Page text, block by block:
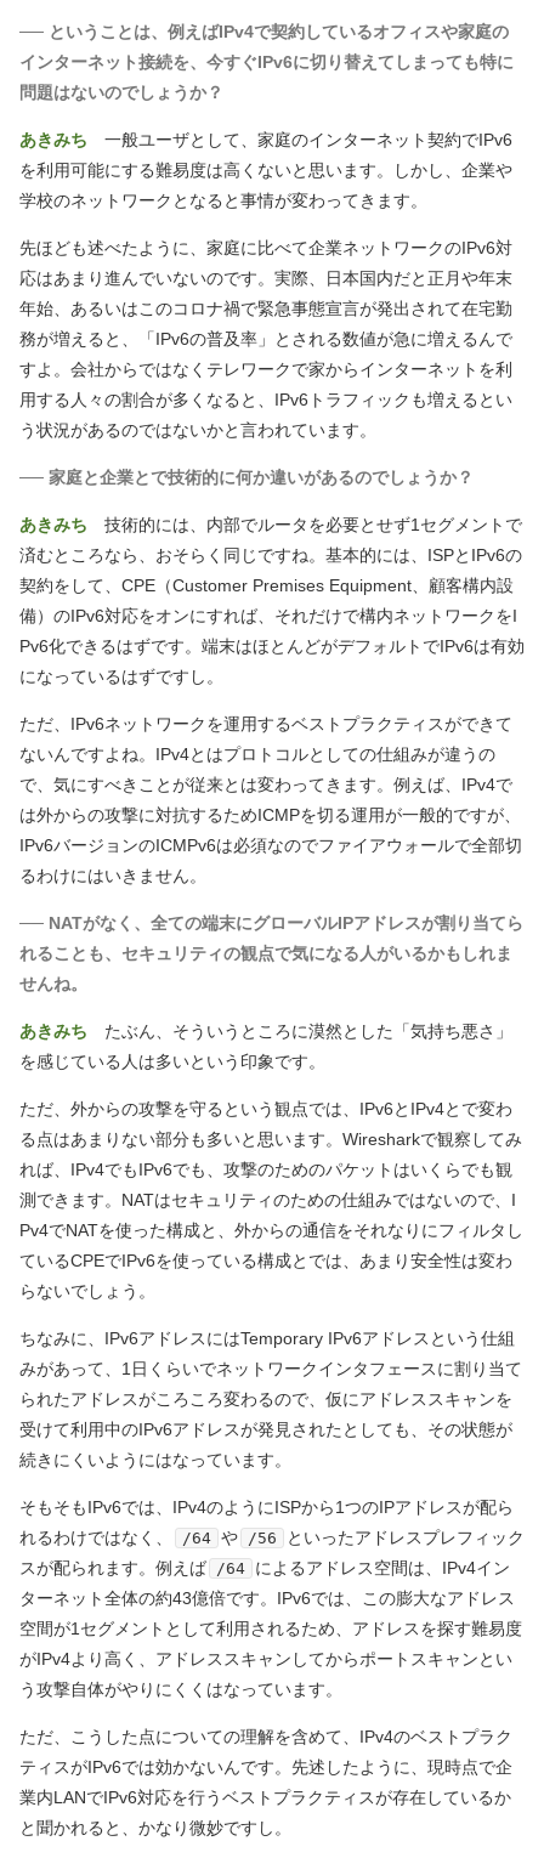
── ということは、例えばIPv4で契約しているオフィスや家庭の
インターネット接続を、今すぐIPv6に切り替えてしまっても特に
問題はないのでしょうか？
あきみち 一般ユーザとして、家庭のインターネット契約でIPv6
を利用可能にする難易度は高くないと思います。しかし、企業や
学校のネットワークとなると事情が変わってきます。
先ほども述べたように、家庭に比べて企業ネットワークのIPv6対
応はあまり進んでいないのです。実際、日本国内だと正月や年末
年始、あるいはこのコロナ禍で緊急事態宣言が発出されて在宅勤
務が増えると、「IPv6の普及率」とされる数値が急に増えるんで
すよ。会社からではなくテレワークで家からインターネットを利
用する人々の割合が多くなると、IPv6トラフィックも増えるとい
う状況があるのではないかと言われています。
── 家庭と企業とで技術的に何か違いがあるのでしょうか？
あきみち 技術的には、内部でルータを必要とせず1セグメントで
済むところなら、おそらく同じですね。基本的には、ISPとIPv6の
契約をして、CPE （Customer Premises Equipment、顧客構内設
備） のIPv6対応をオンにすれば、それだけで構内ネットワークをI
Pv6化できるはずです。端末はほとんどがデフォルトでIPv6は有効
になっているはずですし。
ただ、IPv6ネットワークを運用するベストプラクティスができて
ないんですよね。IPv4とはプロトコルとしての仕組みが違うの
で、気にすべきことが従来とは変わってきます。例えば、IPv4で
は外からの攻撃に対抗するためICMPを切る運用が一般的ですが、
IPv6バージョンのICMPv6は必須なのでファイアウォールで全部切
るわけにはいきません。
── NATがなく、全ての端末にグローバルIPアドレスが割り当てら
れることも、セキュリティの観点で気になる人がいるかもしれま
せんね。
あきみち たぶん、そういうところに漠然とした「気持ち悪さ」
を感じている人は多いという印象です。
ただ、外からの攻撃を守るという観点では、IPv6とIPv4とで変わ
る点はあまりない部分も多いと思います。Wiresharkで観察してみ
れば、IPv4でもIPv6でも、攻撃のためのパケットはいくらでも観
測できます。NATはセキュリティのための仕組みではないので、I
Pv4でNATを使った構成と、外からの通信をそれなりにフィルタし
ているCPEでIPv6を使っている構成とでは、あまり安全性は変わ
らないでしょう。
ちなみに、IPv6アドレスにはTemporary IPv6アドレスという仕組
みがあって、1日くらいでネットワークインタフェースに割り当て
られたアドレスがころころ変わるので、仮にアドレススキャンを
受けて利用中のIPv6アドレスが発見されたとしても、その状態が
続きにくいようにはなっています。
そもそもIPv6では、IPv4のようにISPから1つのIPアドレスが配ら
れるわけではなく、
/64 や /56
といったアドレスプレフィック
スが配られます。例えば /64 によるアドレス空間は、IPv4イン
ターネット全体の約43億倍です。IPv6では、この膨大なアドレス
空間が1セグメントとして利用されるため、アドレスを探す難易度
がIPv4より高く、アドレススキャンしてからポートスキャンとい
う攻撃自体がやりにくくはなっています。
ただ、こうした点についての理解を含めて、IPv4のベストプラク
ティスがIPv6では効かないんです。先述したように、現時点で企
業内LANでIPv6対応を行うベストプラクティスが存在しているか
と聞かれると、かなり微妙ですし。